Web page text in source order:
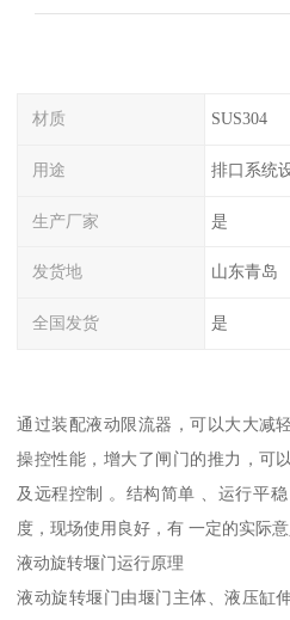
材质 SUS304
用途 排口系统
生产厂家 是
发货地 山东青岛
全国发货 是
通过装配液动限流器，可以大大减
操控性能，增大了闸门的推力，可
及远程控制 。结构简单 、运行平
度，现场使用良好，有 一定的实际意
液动旋转堰门运行原理
液动旋转堰门由堰门主体、液压缸